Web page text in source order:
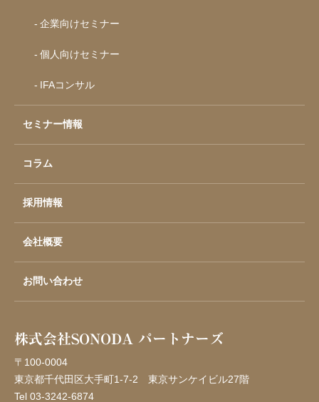
企業向けセミナー
個人向けセミナー
IFAコンサル
セミナー情報
コラム
採用情報
会社概要
お問い合わせ
株式会社SONODA パートナーズ
〒100-0004
東京都千代田区大手町1-7-2 東京サンケイビル27階
Tel 03-3242-6874